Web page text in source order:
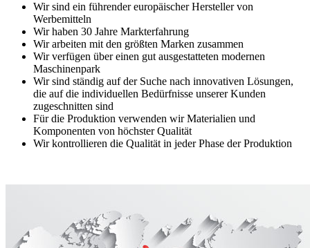
Wir sind ein führender europäischer Hersteller von
Werbemitteln
Wir haben 30 Jahre Markterfahrung
Wir arbeiten mit den größten Marken zusammen
Wir verfügen über einen gut ausgestatteten modernen
Maschinenpark
Wir sind ständig auf der Suche nach innovativen Lösungen,
die auf die individuellen Bedürfnisse unserer Kunden
zugeschnitten sind
Für die Produktion verwenden wir Materialien und
Komponenten von höchster Qualität
Wir kontrollieren die Qualität in jeder Phase der Produktion